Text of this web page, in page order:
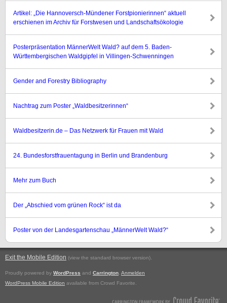
Artikel: „Die Hannoversch-Mündener Forstpionierinnen“ aktuell
erschienen im Archiv für Forstwesen und Landschaftsökologie
Posterpräsentation MännerWelt Wald? auf dem 5. Baden-
Württembergischen Waldgipfel in Villingen-Schwenningen
Gender and Forestry Bibliography
Nachtrag zum Poster „Waldbesitzerinnen“
Waldbesitzerin.de – Das Netzwerk für Frauen mit Wald
24. Bundesforstfrauentagung in Berlin und Brandenburg
Mehr zum Buch
Der „Abschied vom grünen Rock“ ist da
Poster von der Landesgartenschau „MännerWelt Wald?“
Exit the Mobile Edition (view the standard browser version).
Proudly powered by WordPress and Carrington Anmelden
WordPress Mobile Edition available from Crowd Favorite.